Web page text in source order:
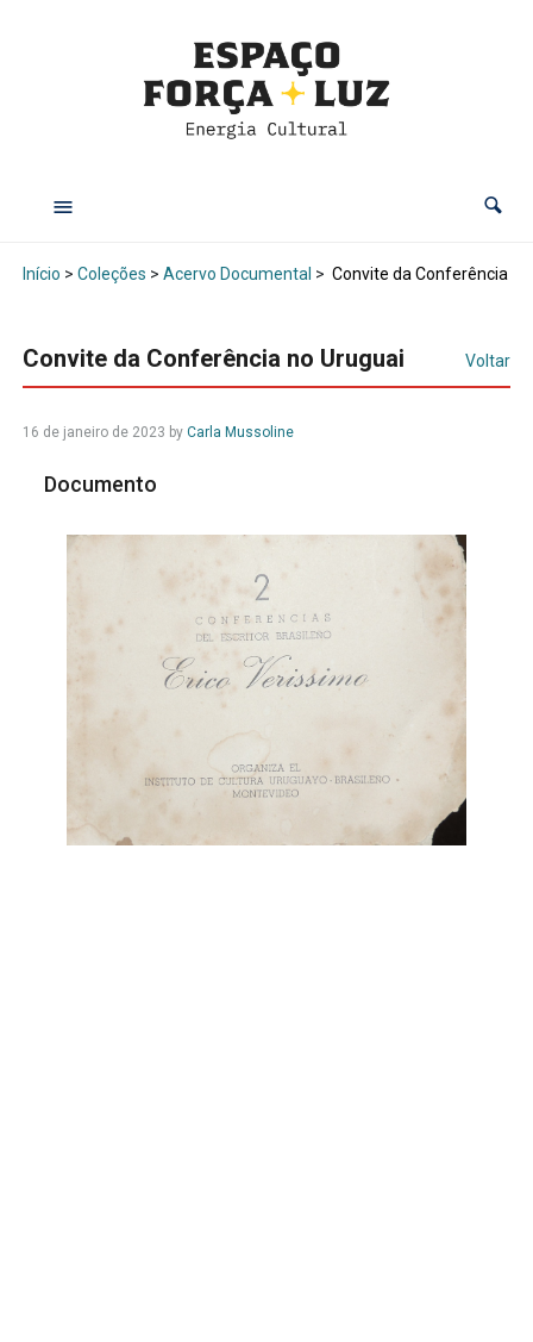
Início > Coleções > Acervo Documental > Convite da Conferência
Convite da Conferência no Uruguai Voltar
16 de janeiro de 2023 by Carla Mussoline
Documento